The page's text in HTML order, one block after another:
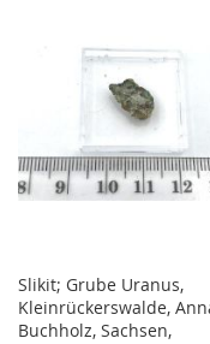
Slikit; Grube Uranus,
Kleinrückerswalde,
Buchholz, Sachsen,